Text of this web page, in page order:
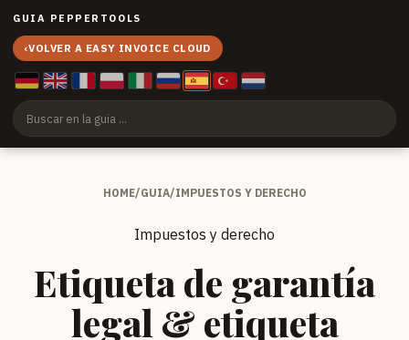
GUIA PEPPERTOOLS
‹VOLVER A EASY INVOICE CLOUD
HOME/GUIA/IMPUESTOS Y DERECHO
Impuestos y derecho
Etiqueta de garantía
legal & etiqueta